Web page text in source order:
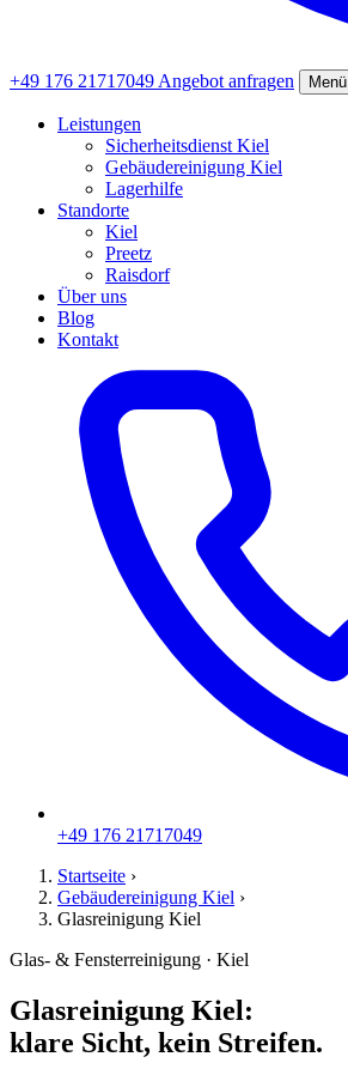
+49 176 21717049 Angebot anfragen Menü
Leistungen
Sicherheitsdienst Kiel
Gebäudereinigung Kiel
Lagerhilfe
Standorte
Kiel
Preetz
Raisdorf
Über uns
Blog
Kontakt
+49 176 21717049
Startseite ›
Gebäudereinigung Kiel ›
Glasreinigung Kiel
Glas- & Fensterreinigung · Kiel
Glasreinigung Kiel:
klare Sicht, kein Streifen.